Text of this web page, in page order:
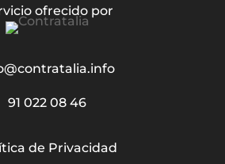
ofrecido por
91 022 08 46
de Privacidad